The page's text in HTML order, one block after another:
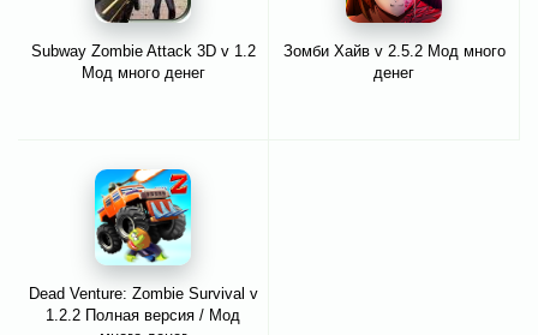
Subway Zombie Attack 3D v 1.2
Мод много денег
Зомби Хайв v 2.5.2 Мод много
денег
Dead Venture: Zombie Survival v
1.2.2 Полная версия / Мод